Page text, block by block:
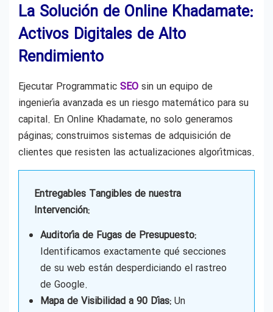
La Solución de Online Khadamate:
Activos Digitales de Alto
Rendimiento
Ejecutar Programmatic SEO sin un equipo de
ingeniería avanzada es un riesgo matemático para su
capital. En Online Khadamate, no solo generamos
páginas; construimos sistemas de adquisición de
clientes que resisten las actualizaciones algorítmicas.
Entregables Tangibles de nuestra
Intervención:
Auditoría de Fugas de Presupuesto:
Identificamos exactamente qué secciones
de su web están desperdiciando el rastreo
de Google.
Mapa de Visibilidad a 90 Días: Un